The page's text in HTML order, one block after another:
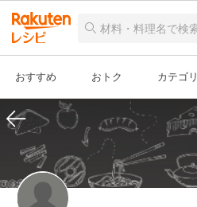
おすすめ おトク カテゴリ